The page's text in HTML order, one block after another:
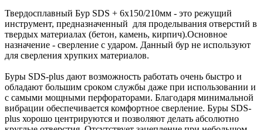
Твердосплавный Бур SDS + 6х150/210мм - это режущий
инструмент, предназначенный для проделывания отверстий в
твердых материалах (бетон, камень, кирпич).Основное
назначение - сверление с ударом. Данный бур не используют
для сверления хрупких материалов.
Буры SDS-plus дают возможность работать очень быстро и
обладают большим сроком службы даже при использовании и
с самыми мощными перфораторами. Благодаря минимальной
вибрации обеспечивается комфортное сверление. Буры SDS-
plus хорошо центрируются и позволяют делать абсолютно